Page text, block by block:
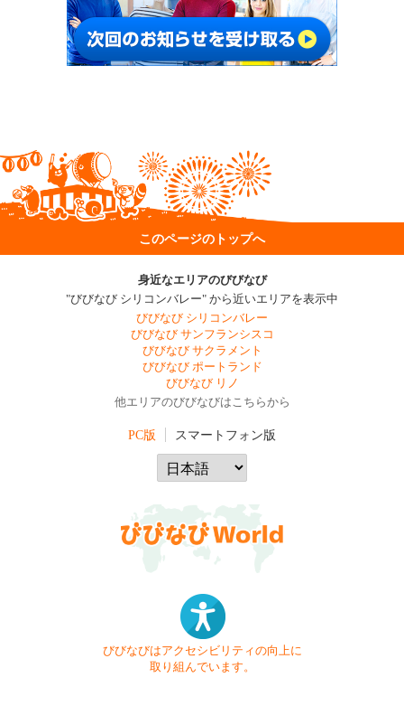
このページのトップへ
身近なエリアのびびなび
"びびなび シリコンバレー" から近いエリアを表示中
びびなび シリコンバレー
びびなび サンフランシスコ
びびなび サクラメント
びびなび ポートランド
びびなび リノ
他エリアのびびなびはこちらから
PC版 スマートフォン版
びびなびはアクセシビリティの向上に
取り組んでいます。